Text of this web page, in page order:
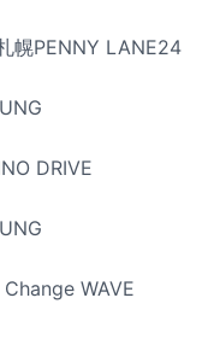
幌PENNY LANE24
DRIVE
WAVE